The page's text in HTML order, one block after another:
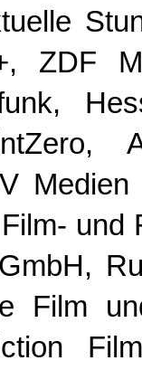
ZDF
und
Film